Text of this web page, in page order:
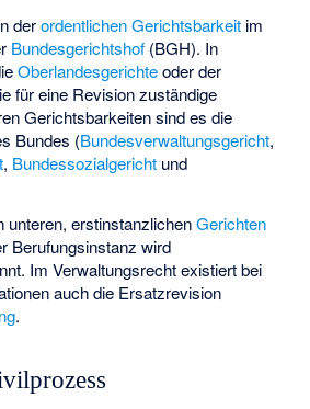
derordentlichen Gerichtsbarkeit im
Bundesgerichtshof (BGH). In
Oberlandesgerichteoder der
für eine Revision zuständige
Gerichtsbarkeiten sind es die
Bundes (Bundesverwaltungsgericht,
, Bundessozialgericht und
unteren, erstinstanzlichenGerichten
Berufungsinstanz wird
Im Verwaltungsrecht existiert bei
auch die Ersatzrevision
.